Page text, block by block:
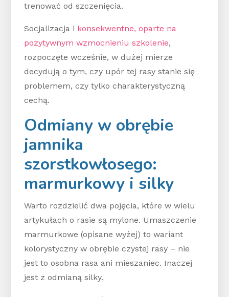
trenować od szczenięcia.
Socjalizacja i konsekwentne, oparte na
pozytywnym wzmocnieniu szkolenie,
rozpoczęte wcześnie, w dużej mierze
decydują o tym, czy upór tej rasy stanie się
problemem, czy tylko charakterystyczną
cechą.
Odmiany w obrębie
jamnika
szorstkowłosego:
marmurkowy i silky
Warto rozdzielić dwa pojęcia, które w wielu
artykułach o rasie są mylone. Umaszczenie
marmurkowe (opisane wyżej) to wariant
kolorystyczny w obrębie czystej rasy – nie
jest to osobna rasa ani mieszaniec. Inaczej
jest z odmianą silky.